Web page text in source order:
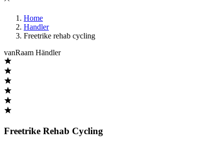
Home
Handler
Freetrike rehab cycling
vanRaam Händler
Freetrike Rehab Cycling